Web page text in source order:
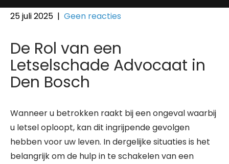
25 juli 2025 | Geen reacties
De Rol van een
Letselschade Advocaat in
Den Bosch
Wanneer u betrokken raakt bij een ongeval waarbij
u letsel oploopt, kan dit ingrijpende gevolgen
hebben voor uw leven. In dergelijke situaties is het
belangrijk om de hulp in te schakelen van een